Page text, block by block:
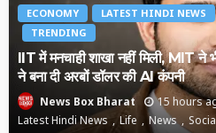
ECONOMY LATEST HINDI NEWS
TRENDING
IIT में मनचाही शाखा नहीं मिली, MIT ने
ने बना दी अरबों डॉलर की AI कंपनी
News Box Bharat 15 hours
Latest Hindi News
Life News